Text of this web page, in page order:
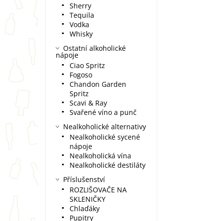
Sherry
Tequila
Vodka
Whisky
Ostatní alkoholické
nápoje
Ciao Spritz
Fogoso
Chandon Garden
Spritz
Scavi & Ray
Svařené víno a punč
Nealkoholické alternativy
Nealkoholické sycené
nápoje
Nealkoholická vína
Nealkoholické destiláty
Příslušenství
ROZLIŠOVAČE NA
SKLENIČKY
Chlaďáky
Pupitry